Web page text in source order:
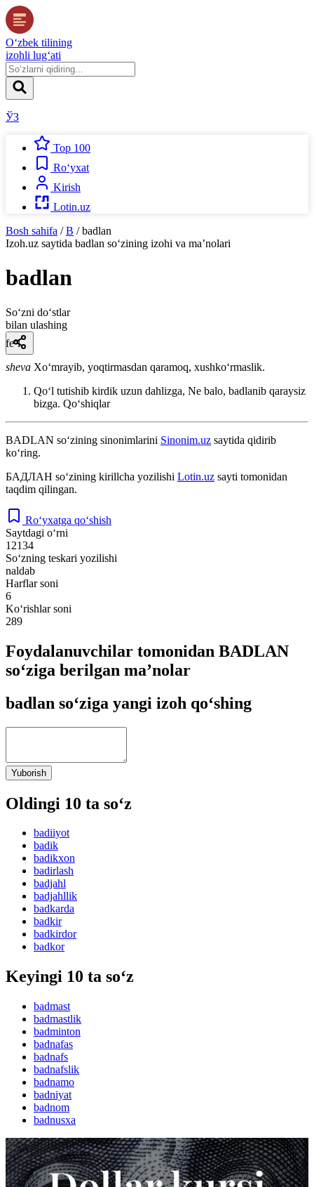
O‘zbek tilining
izohli lug‘ati
ЎЗ
Top 100
Ro‘yxat
Kirish
Lotin.uz
Bosh sahifa / B / badlan
Izoh.uz saytida badlan so‘zining izohi va ma’nolari
badlan
So‘zni do‘stlar
bilan ulashing
fe’l
sheva Xoʻmrayib, yoqtirmasdan qaramoq, xushkoʻrmaslik.
Qoʻl tutishib kirdik uzun dahlizga, Ne balo, badlanib qaraysiz
bizga. Qoʻshiqlar
BADLAN so‘zining sinonimlarini Sinonim.uz saytida qidirib
ko‘ring.
БАДЛАН so‘zining kirillcha yozilishi Lotin.uz sayti tomonidan
taqdim qilingan.
Ro‘yxatga qo‘shish
Saytdagi o‘rni
12134
So‘zning teskari yozilishi
naldab
Harflar soni
6
Ko‘rishlar soni
289
Foydalanuvchilar tomonidan BADLAN
so‘ziga berilgan ma’nolar
badlan so‘ziga yangi izoh qo‘shing
Yuborish
Oldingi 10 ta so‘z
badiiyot
badik
badikxon
badirlash
badjahl
badjahllik
badkarda
badkir
badkirdor
badkor
Keyingi 10 ta so‘z
badmast
badmastlik
badminton
badnafas
badnafs
badnafslik
badnamo
badniyat
badnom
badnusxa